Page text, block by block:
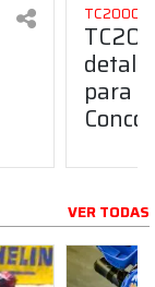
TC2000
para
VER TODAS